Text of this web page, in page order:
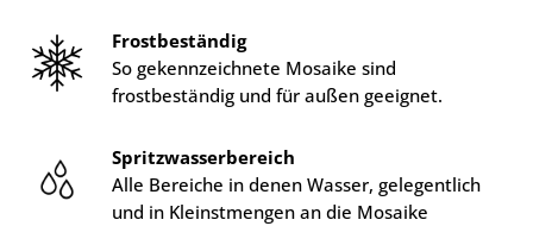
Frostbeständig
So gekennzeichnete Mosaike sind
frostbeständig und für außen geeignet.
Spritzwasserbereich
Alle Bereiche in denen Wasser, gelegentlich
und in Kleinstmengen an die Mosaike